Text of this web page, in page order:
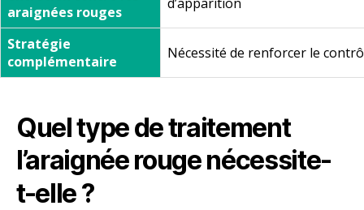
araignées rouges
Stratégie
complémentaire
Nécessité de renforcer le
Quel type de traitement
l’araignée rouge nécessite-
t-elle ?